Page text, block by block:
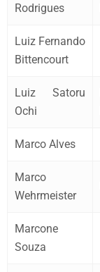
Rodrigues
Luiz Fernando
Bittencourt
Luiz Satoru
Ochi
Marco Alves
Marco
Wehrmeister
Marcone
Souza